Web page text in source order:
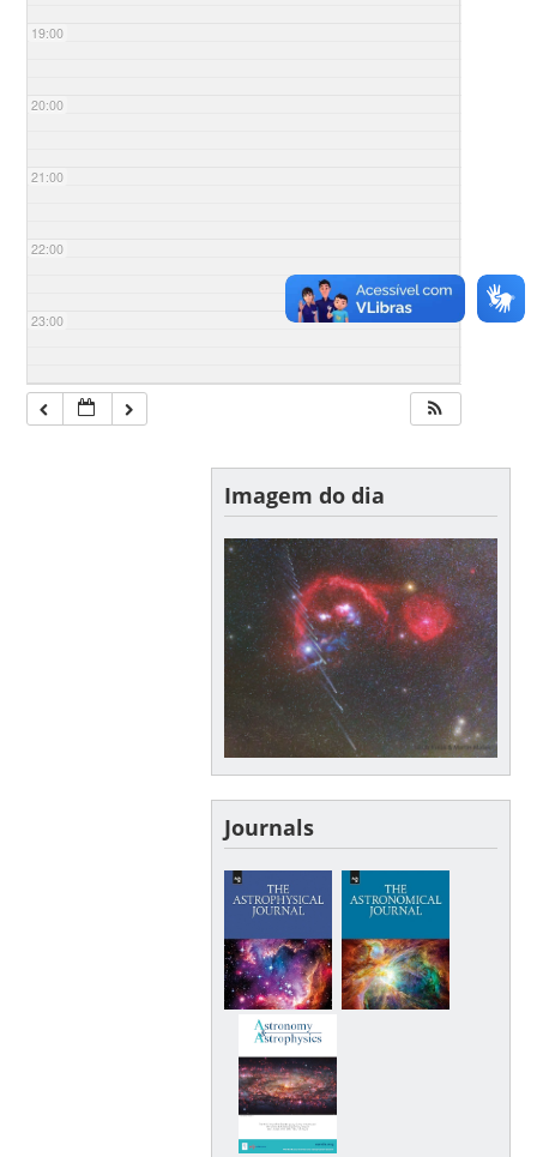
19:00
20:00
21:00
22:00
23:00
Imagem do dia
Journals